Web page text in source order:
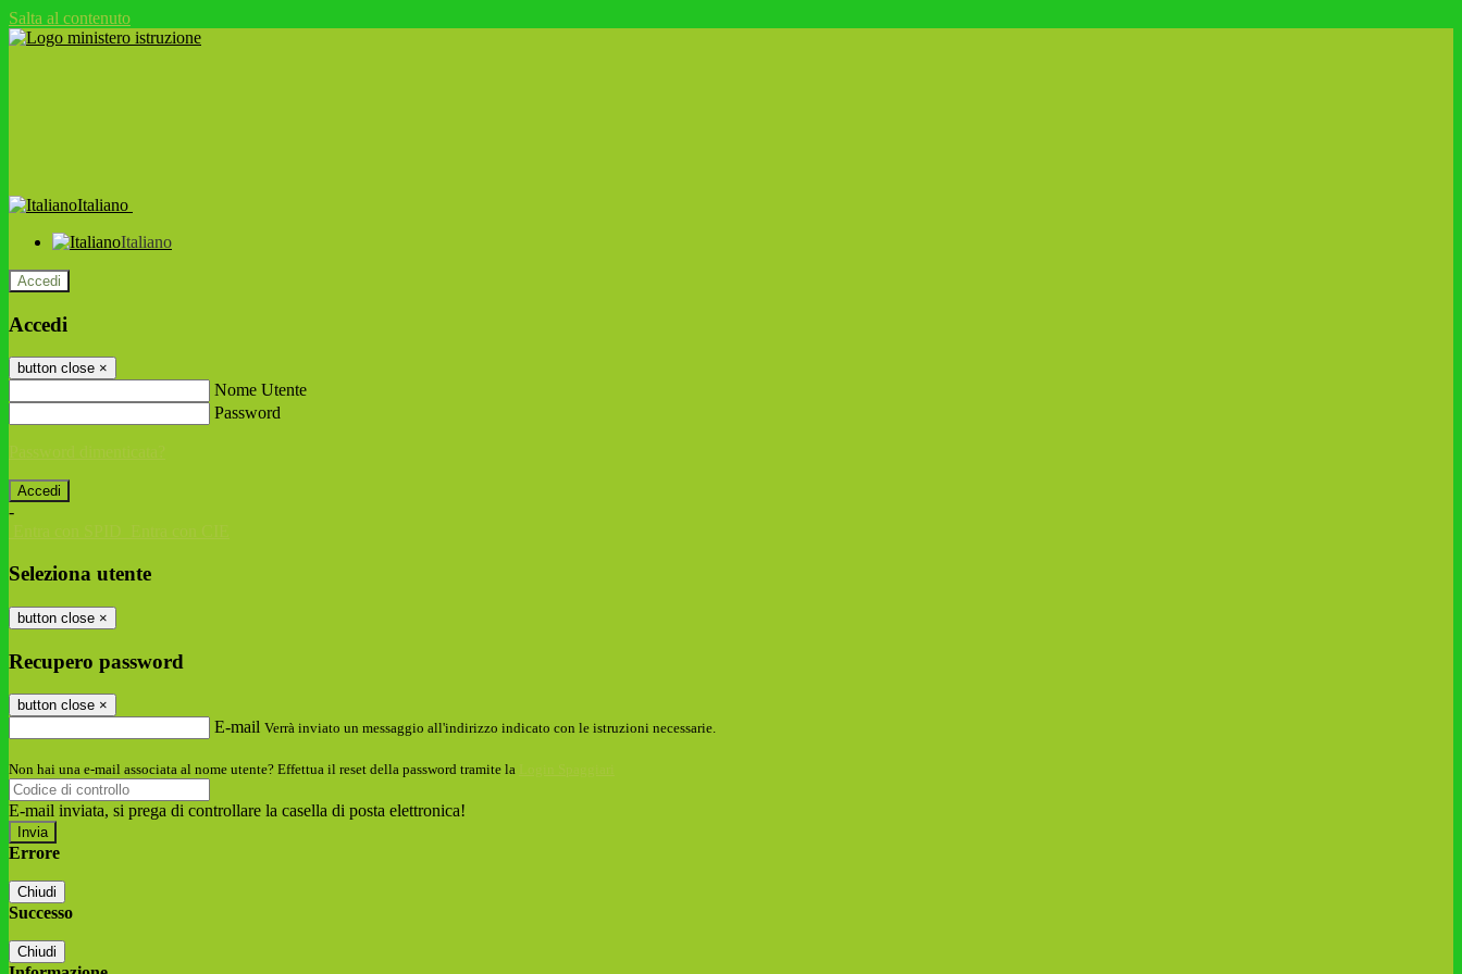
Salta al contenuto
Italiano
Italiano
Accedi
Accedi
button close ×
Nome Utente
Password
-
Seleziona utente
button close ×
Recupero password
button close ×
E-mail Verrà inviato un messaggio all'indirizzo indicato con le istruzioni necessarie.
Non hai una e-mail associata al nome utente? Effettua il reset della password tramite la
E-mail inviata, si prega di controllare la casella di posta elettronica!
Errore
Chiudi
Successo
Chiudi